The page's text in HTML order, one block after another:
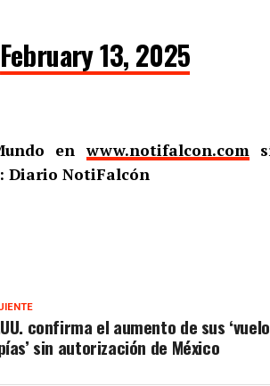
February 13, 2025
enwww.notifalcon.com
Diario NotiFalcón
confirma el aumento de sus
sin autorización de México